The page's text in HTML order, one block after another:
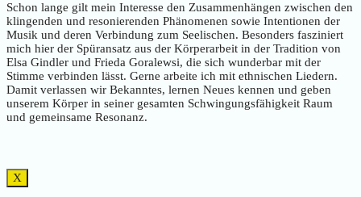
Schon lange gilt mein Interesse den Zusammenhängen zwischen den
klingenden und resonierenden Phänomenen sowie Intentionen der
Musik und deren Verbindung zum Seelischen. Besonders fasziniert
mich hier der Spüransatz aus der Körperarbeit in der Tradition von
Elsa Gindler und Frieda Goralewsi, die sich wunderbar mit der
Stimme verbinden lässt. Gerne arbeite ich mit ethnischen Liedern.
Damit verlassen wir Bekanntes, lernen Neues kennen und geben
unserem Körper in seiner gesamten Schwingungsfähigkeit Raum
und gemeinsame Resonanz.
X